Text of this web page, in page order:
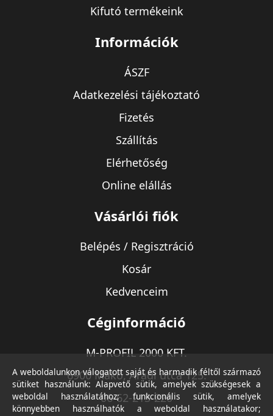
Kifutó termékeink
Információk
ÁSZF
Adatkezelési tájékoztató
Fizetés
Szállítás
Elérhetőség
Online elállás
Vásárlói fiók
Belépés / Regisztráció
Kosár
Kedvenceim
Céginformáció
M-PROFIL 2000 KFT.
6900 Makó, Aradi utca 125.
06-62-213-220
A weboldalunkon válogatott saját és harmadik féltől származó
sütiket használunk: Alapvető sütik, amelyek szükségesek a
weboldal használatához; funkcionális sütik, amelyek
könnyebben használhatók a weboldal használatakor;